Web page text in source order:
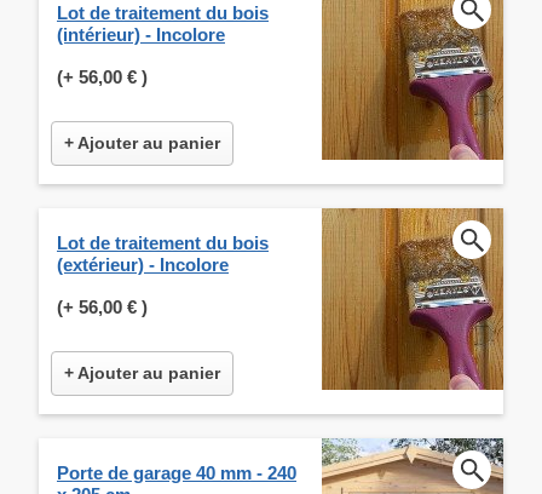
Lot de traitement du bois
(intérieur) - Incolore
(+ 56,00 € )
+ Ajouter au panier
Lot de traitement du bois
(extérieur) - Incolore
(+ 56,00 € )
+ Ajouter au panier
Porte de garage 40 mm - 240